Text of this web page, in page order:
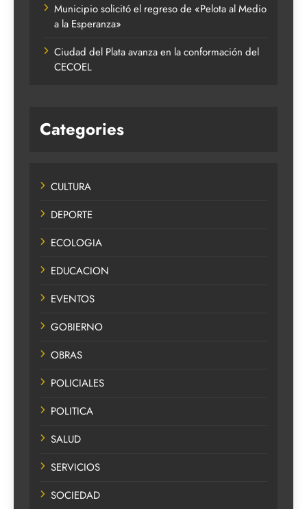
Municipio solicitó el regreso de «Pelota al Medio
a la Esperanza»
Ciudad del Plata avanza en la conformación del
CECOEL
Categories
CULTURA
DEPORTE
ECOLOGIA
EDUCACION
EVENTOS
GOBIERNO
OBRAS
POLICIALES
POLITICA
SALUD
SERVICIOS
SOCIEDAD